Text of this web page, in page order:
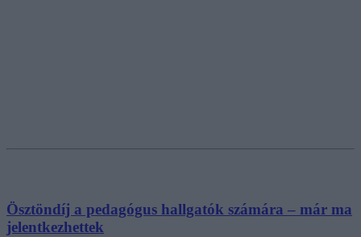
Ösztöndíj a pedagógus hallgatók számára – már ma
jelentkezhettek